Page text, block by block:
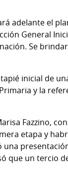
adelante el
General
Se
inicial de
y la
Fazzino,
etapa y
que un tercio